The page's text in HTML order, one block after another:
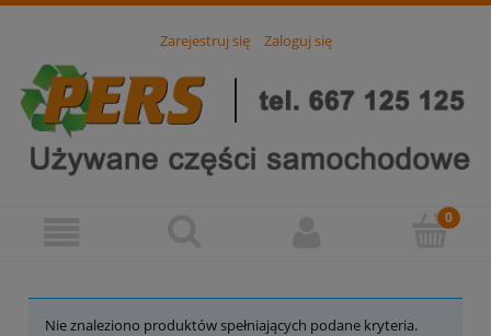
Zarejestruj się Zaloguj się
Nie znaleziono produktów spełniających podane kryteria.